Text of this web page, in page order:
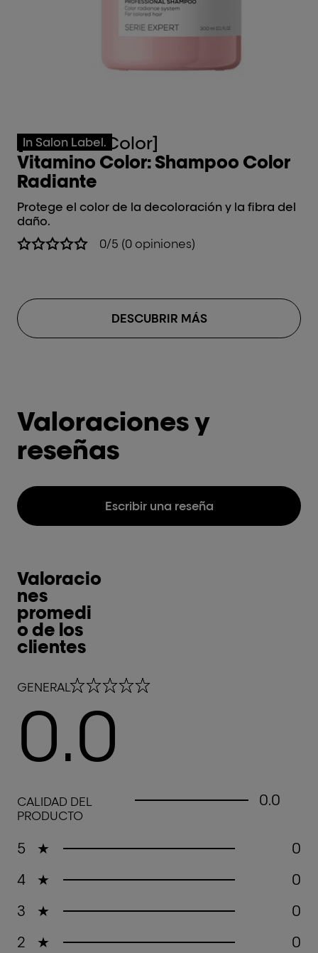
In Salon Label.
[Vitamino Color]
Vitamino Color: Shampoo Color
Radiante
Protege el color de la decoloración y la fibra del
daño.
0/5 (0 opiniones)
DESCUBRIR MÁS
Valoraciones y
reseñas
Escribir una reseña
5 ★
0
4
★
0
3
★
0
2
★
0
Valoracio
nes
promedi
o de los
clientes
GENERAL
0.0 out of 5 stars
0.0
CALIDAD DEL
PRODUCTO
0.0